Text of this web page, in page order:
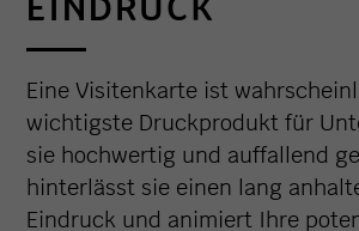
Eine Visitenkarte ist
wichtigste Druckprodukt für
sie hochwertig und auffallend
hinterlässt sie einen lang
Eindruck und animiert Ihre